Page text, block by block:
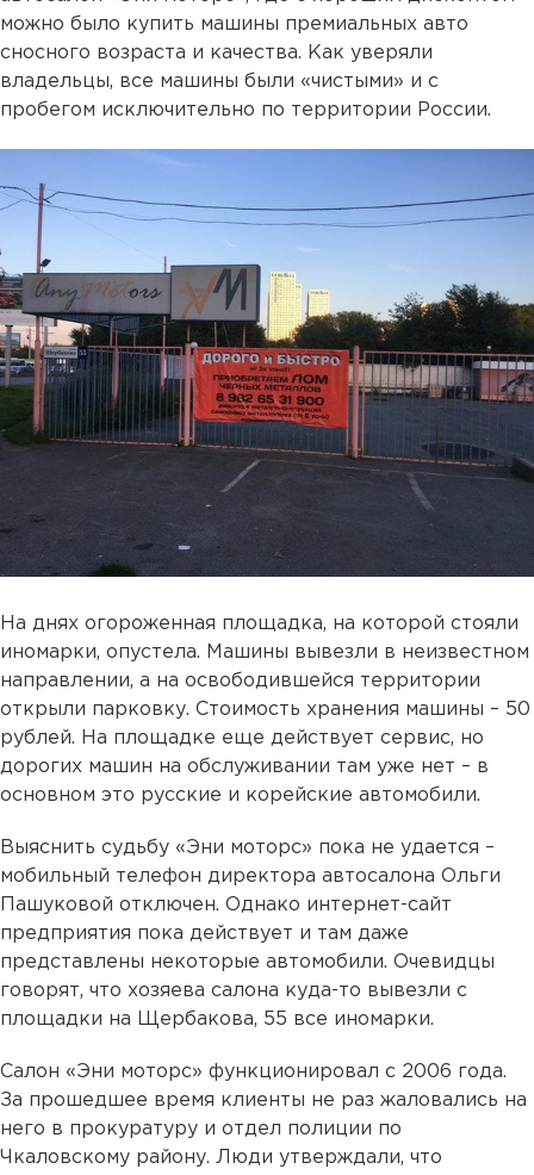
можно было купить машины премиальных авто
сносного возраста и качества. Как уверяли
владельцы, все машины были «чистыми» и с
пробегом исключительно по территории России.
На днях огороженная площадка, на которой стояли
иномарки, опустела. Машины вывезли в неизвестном
направлении, а на освободившейся территории
открыли парковку. Стоимость хранения машины – 50
рублей. На площадке еще действует сервис, но
дорогих машин на обслуживании там уже нет – в
основном это русские и корейские автомобили.
Выяснить судьбу «Эни моторс» пока не удается –
мобильный телефон директора автосалона Ольги
Пашуковой отключен. Однако интернет-сайт
предприятия пока действует и там даже
представлены некоторые автомобили. Очевидцы
говорят, что хозяева салона куда-то вывезли с
площадки на Щербакова, 55 все иномарки.
Салон «Эни моторс» функционировал с 2006 года.
За прошедшее время клиенты не раз жаловались на
него в прокуратуру и отдел полиции по
Чкаловскому району. Люди утверждали, что